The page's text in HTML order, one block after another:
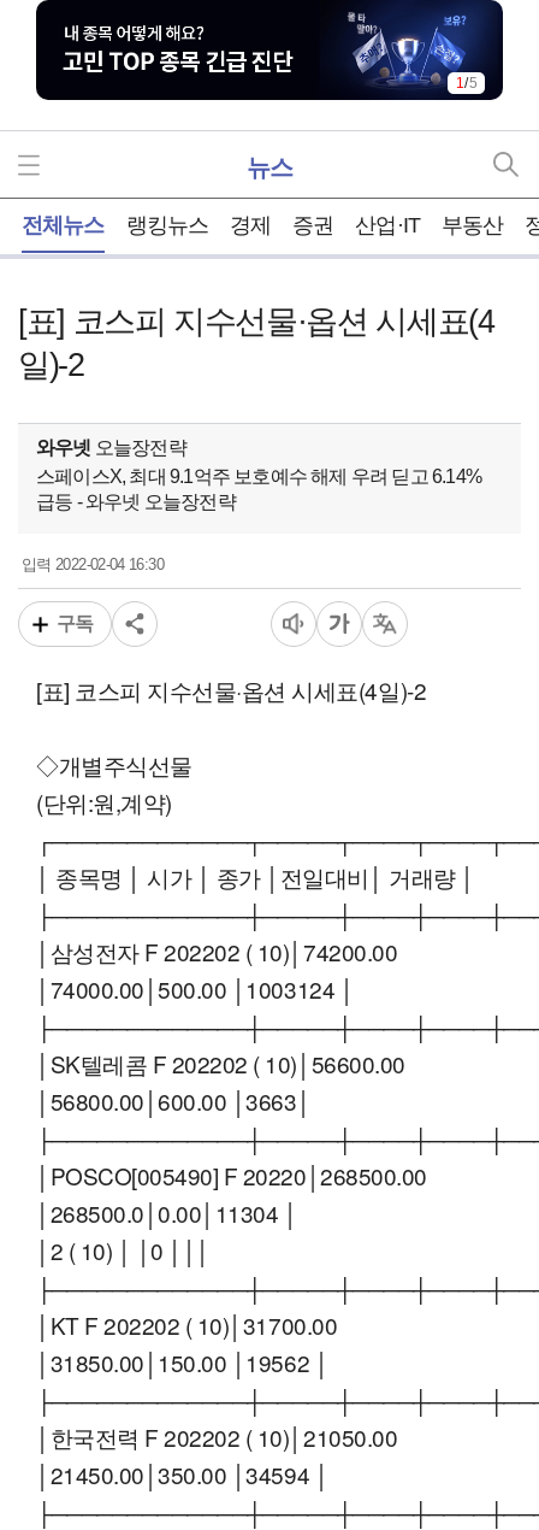
2/5
뉴스
전체뉴스 랭킹뉴스 경제 증권 산업·IT 부동산
[표] 코스피 지수선물·옵션 시세표(4
일)-2
와우넷 오늘장전략
스페이스X, 최대 9.1억주 보호예수 해제 우려 딛고 6.14%
급등 - 와우넷 오늘장전략
입력2022-02-04 16:30
구독
[표] 코스피 지수선물·옵션 시세표(4일)-2
◇개별주식선물
(단위:원,계약)
│ 종목명 │ 시가 │ 종가 │전일대비│ 거래량 │
│삼성전자 F 202202 ( 10)│74200.00
│74000.00│500.00 │1003124 │
│SK텔레콤 F 202202 ( 10)│56600.00
│56800.00│600.00 │3663│
│POSCO[005490] F 20220│268500.00
│268500.0│0.00│11304 │
│2 ( 10) │ │0 │││
│KT F 202202 ( 10)│31700.00
│31850.00│150.00 │19562 │
│한국전력 F 202202 ( 10)│21050.00
│21450.00│350.00 │34594 │